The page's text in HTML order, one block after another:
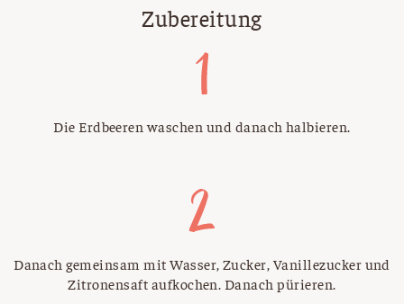
Zubereitung
Die Erdbeeren waschen und danach halbieren.
Danach gemeinsam mit Wasser, Zucker, Vanillezucker und
Zitronensaft aufkochen. Danach pürieren.